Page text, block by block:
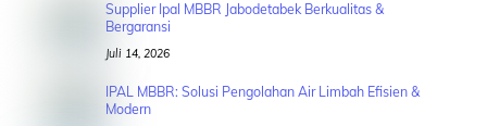
Supplier Ipal MBBR Jabodetabek Berkualitas &
Bergaransi
Juli 14, 2026
IPAL MBBR: Solusi Pengolahan Air Limbah Efisien &
Modern